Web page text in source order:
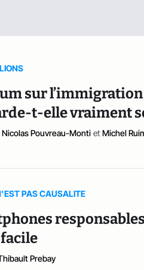
sur l’immigration
t-elle vraiment
Nicolas Pouvreau-Monti et Michel
PAS CAUSALITE
Prebay